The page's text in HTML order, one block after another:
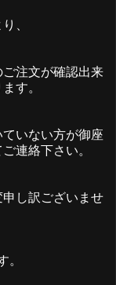
、
注文が確認出来
す。
いない方が御座
連絡下さい。
し訳ございませ
。